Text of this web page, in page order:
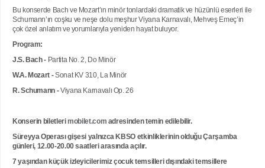
Bu konserde Bach ve Mozart’ın minör tonlardaki dramatik ve hüzünlü eserleri ile
Schumann’ın coşku ve neşe dolu meşhur Viyana Karnavalı, Mehveş Emeç’in
çok özel anlatım ve yorumlarıyla yeniden hayat buluyor.
Program:
J.S. Bach - Partita No. 2, Do Minör
W.A. Mozart -Sonat KV 310, La Minör
R. Schumann -Viyana Karnavalı Op. 26
Konserin biletlerimobilet.com adresinden temin edilebilir.
Süreyya Operası gişesi yalnızca KBSO etkinliklerinin olduğu Çarşamba
günleri, 12.00-20.00 saatleri arasında açılır.
7 yaşından küçük izleyicilerimiz çocuk temsilleri dışındaki temsillere